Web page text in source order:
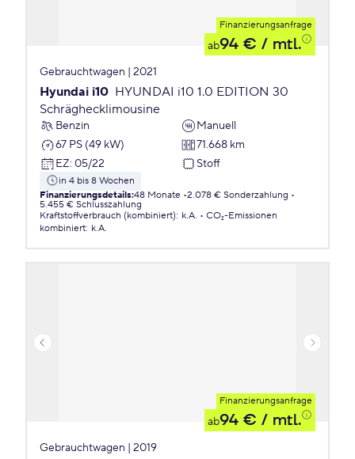
Finanzierungsanfrage
ab94 € / mtl.
Gebrauchtwagen | 2021
Hyundai i10 HYUNDAI i10 1.0 EDITION 30
Schräghecklimousine
Benzin
Manuell
67 PS (49 kW)
71.668 km
EZ: 05/22 Stoff
in 4 bis 8 Wochen
Finanzierungsdetails:48 Monate 2.078 € Sonderzahlung
5.455 € Schlusszahlung
Kraftstoffverbrauch (kombiniert): k.A.
CO₂-Emissionen
kombiniert: k.A.
Finanzierungsanfrage
ab94 € / mtl.
Gebrauchtwagen | 2019